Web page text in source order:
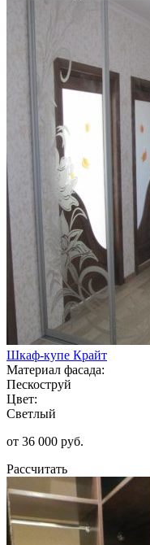
Шкаф-купе Крайт
Материал фасада:
Пескоструй
Цвет:
Светлый
от 36 000 руб.
Рассчитать